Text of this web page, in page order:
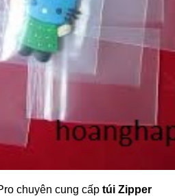
chuyên cung cấp túi Zipper